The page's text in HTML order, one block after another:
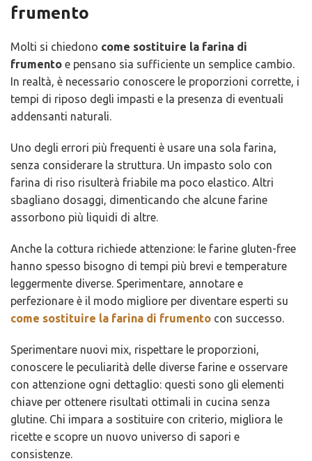
frumento
Molti si chiedono come sostituire la farina di
frumento e pensano sia sufficiente un semplice cambio.
In realtà, è necessario conoscere le proporzioni corrette, i
tempi di riposo degli impasti e la presenza di eventuali
addensanti naturali.
Uno degli errori più frequenti è usare una sola farina,
senza considerare la struttura. Un impasto solo con
farina di riso risulterà friabile ma poco elastico. Altri
sbagliano dosaggi, dimenticando che alcune farine
assorbono più liquidi di altre.
Anche la cottura richiede attenzione: le farine gluten-free
hanno spesso bisogno di tempi più brevi e temperature
leggermente diverse. Sperimentare, annotare e
perfezionare è il modo migliore per diventare esperti su
come sostituire la farina di frumento con successo.
Sperimentare nuovi mix, rispettare le proporzioni,
conoscere le peculiarità delle diverse farine e osservare
con attenzione ogni dettaglio: questi sono gli elementi
chiave per ottenere risultati ottimali in cucina senza
glutine. Chi impara a sostituire con criterio, migliora le
ricette e scopre un nuovo universo di sapori e
consistenze.